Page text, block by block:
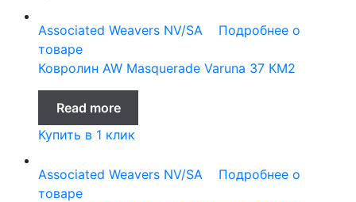
Associated Weavers NV/SA
Подробнее о
товаре
Ковролин AW Masquerade Varuna 37 КМ2
Read more
Купить в 1 клик
Associated Weavers NV/SA
Подробнее о
товаре